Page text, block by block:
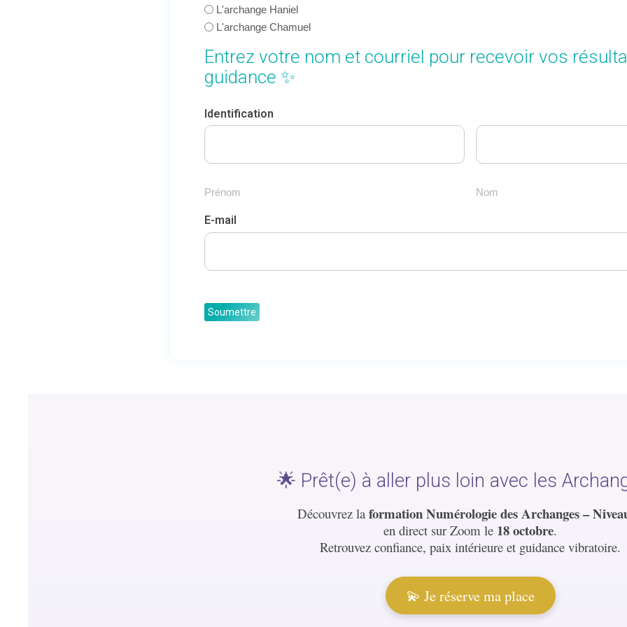
L'archange Haniel
L'archange Chamuel
Entrez votre nom et courriel pour recevoir vos
guidance ✨
Identification
Prénom Nom
E-mail
Soumettre
🌟 Prêt(e) à aller plus loin avec les
Découvrez la formation Numérologie des Archanges –
en direct sur Zoom le 18 octobre.
Retrouvez confiance, paix intérieure et guidance vibratoire.
💫 Je réserve ma place